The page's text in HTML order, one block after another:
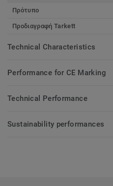
Πρότυπο
Προδιαγραφή Tarkett
Technical Characteristics
Performance for CE Marking
Technical Performance
Sustainability performances